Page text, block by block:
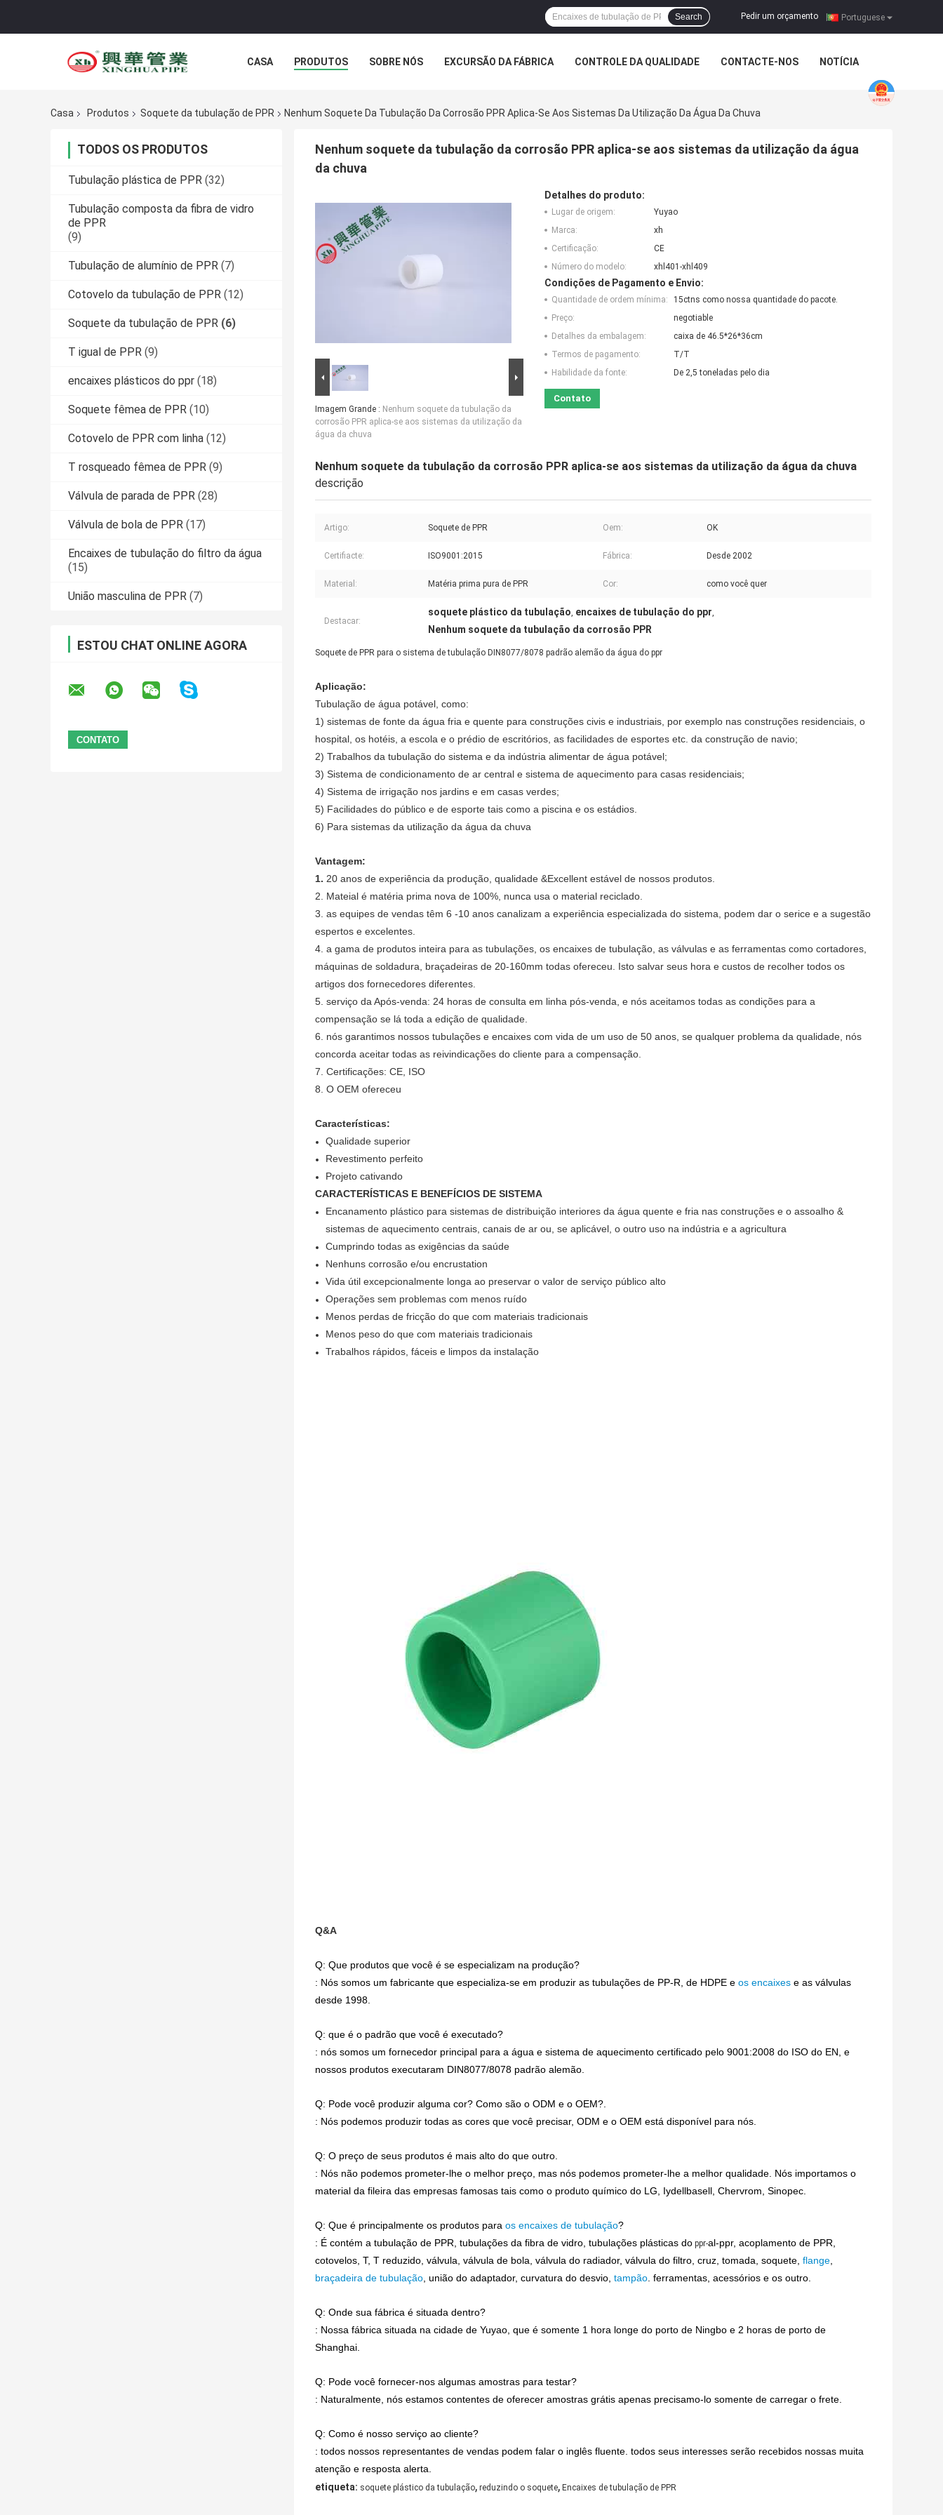
Portuguese
Pedir um orçamento |
Search
CASA PRODUTOS SOBRE NÓS EXCURSÃO DA FÁBRICA CONTROLE DA QUALIDADE CONTACTE-NOS NOTÍCIA
Casa Produtos Soquete da tubulação de PPR Nenhum Soquete Da Tubulação Da Corrosão PPR Aplica-Se Aos Sistemas Da Utilização Da Água Da Chuva
TODOS OS PRODUTOS
Tubulação plástica de PPR (32)
Tubulação composta da fibra de vidro
de PPR
(9)
Tubulação de alumínio de PPR (7)
Cotovelo da tubulação de PPR (12)
Soquete da tubulação de PPR (6)
T igual de PPR (9)
encaixes plásticos do ppr (18)
Soquete fêmea de PPR (10)
Cotovelo de PPR com linha (12)
T rosqueado fêmea de PPR (9)
Válvula de parada de PPR (28)
Válvula de bola de PPR (17)
Encaixes de tubulação do filtro da água
(15)
União masculina de PPR (7)
ESTOU CHAT ONLINE AGORA
Nenhum soquete da tubulação da corrosão PPR aplica-se aos sistemas da utilização da água
da chuva
Imagem Grande : Nenhum soquete da tubulação da
corrosão PPR aplica-se aos sistemas da utilização da
água da chuva
Detalhes do produto:
Lugar de origem:
Yuyao
Marca:
xh
Certificação:
CE
Número do modelo:
xhl401-xhl409
Condições de Pagamento e Envio:
Quantidade de ordem mínima:
15ctns como nossa quantidade do pacote.
Preço:
negotiable
Detalhes da embalagem:
caixa de 46.5*26*36cm
Termos de pagamento:
T/T
Habilidade da fonte:
De 2,5 toneladas pelo dia
Contato
Nenhum soquete da tubulação da corrosão PPR aplica-se aos sistemas da utilização da água da chuva
descrição
Artigo: Soquete de PPR Oem: OK
Certifiacte: ISO9001:2015 Fábrica: Desde 2002
Material: Matéria prima pura de PPR Cor: como você quer
Destacar:
soquete plástico da tubulação, encaixes de tubulação do ppr,
Nenhum soquete da tubulação da corrosão PPR
Soquete de PPR para o sistema de tubulação DIN8077/8078 padrão alemão da água do ppr
Aplicação:
Tubulação de água potável, como:
1) sistemas de fonte da água fria e quente para construções civis e industriais, por exemplo nas construções residenciais, o
hospital, os hotéis, a escola e o prédio de escritórios, as facilidades de esportes etc. da construção de navio;
2) Trabalhos da tubulação do sistema e da indústria alimentar de água potável;
3) Sistema de condicionamento de ar central e sistema de aquecimento para casas residenciais;
4) Sistema de irrigação nos jardins e em casas verdes;
5) Facilidades do público e de esporte tais como a piscina e os estádios.
6) Para sistemas da utilização da água da chuva
Vantagem:
1. 20 anos de experiência da produção, qualidade &Excellent estável de nossos produtos.
2. Mateial é matéria prima nova de 100%, nunca usa o material reciclado.
3. as equipes de vendas têm 6 -10 anos canalizam a experiência especializada do sistema, podem dar o serice e a sugestão
espertos e excelentes.
4. a gama de produtos inteira para as tubulações, os encaixes de tubulação, as válvulas e as ferramentas como cortadores,
máquinas de soldadura, braçadeiras de 20-160mm todas ofereceu. Isto salvar seus hora e custos de recolher todos os
artigos dos fornecedores diferentes.
5. serviço da Após-venda: 24 horas de consulta em linha pós-venda, e nós aceitamos todas as condições para a
compensação se lá toda a edição de qualidade.
6. nós garantimos nossos tubulações e encaixes com vida de um uso de 50 anos, se qualquer problema da qualidade, nós
concorda aceitar todas as reivindicações do cliente para a compensação.
7. Certificações: CE, ISO
8. O OEM ofereceu
Características:
Qualidade superior
Revestimento perfeito
Projeto cativando
CARACTERÍSTICAS E BENEFÍCIOS DE SISTEMA
Encanamento plástico para sistemas de distribuição interiores da água quente e fria nas construções e o assoalho &
sistemas de aquecimento centrais, canais de ar ou, se aplicável, o outro uso na indústria e a agricultura
Cumprindo todas as exigências da saúde
Nenhuns corrosão e/ou encrustation
Vida útil excepcionalmente longa ao preservar o valor de serviço público alto
Operações sem problemas com menos ruído
Menos perdas de fricção do que com materiais tradicionais
Menos peso do que com materiais tradicionais
Trabalhos rápidos, fáceis e limpos da instalação
Q&A
Q: Que produtos que você é se especializam na produção?
: Nós somos um fabricante que especializa-se em produzir as tubulações de PP-R, de HDPE e os encaixes e as válvulas
desde 1998.
Q: que é o padrão que você é executado?
: nós somos um fornecedor principal para a água e sistema de aquecimento certificado pelo 9001:2008 do ISO do EN, e
nossos produtos executaram DIN8077/8078 padrão alemão.
Q: Pode você produzir alguma cor? Como são o ODM e o OEM?.
: Nós podemos produzir todas as cores que você precisar, ODM e o OEM está disponível para nós.
Q: O preço de seus produtos é mais alto do que outro.
: Nós não podemos prometer-lhe o melhor preço, mas nós podemos prometer-lhe a melhor qualidade. Nós importamos o
material da fileira das empresas famosas tais como o produto químico do LG, Iydellbasell, Chervrom, Sinopec.
Q: Que é principalmente os produtos para os encaixes de tubulação?
: É contém a tubulação de PPR, tubulações da fibra de vidro, tubulações plásticas do ppr-al-ppr, acoplamento de PPR,
cotovelos, T, T reduzido, válvula, válvula de bola, válvula do radiador, válvula do filtro, cruz, tomada, soquete, flange,
braçadeira de tubulação, união do adaptador, curvatura do desvio, tampão. ferramentas, acessórios e os outro.
Q: Onde sua fábrica é situada dentro?
: Nossa fábrica situada na cidade de Yuyao, que é somente 1 hora longe do porto de Ningbo e 2 horas de porto de
Shanghai.
Q: Pode você fornecer-nos algumas amostras para testar?
: Naturalmente, nós estamos contentes de oferecer amostras grátis apenas precisamo-lo somente de carregar o frete.
Q: Como é nosso serviço ao cliente?
: todos nossos representantes de vendas podem falar o inglês fluente. todos seus interesses serão recebidos nossas muita
atenção e resposta alerta.
etiqueta: soquete plástico da tubulação, reduzindo o soquete, Encaixes de tubulação de PPR